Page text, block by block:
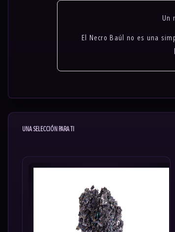
Un
El Necro Baúl no es una
UNA SELECCIÓN PARA TI